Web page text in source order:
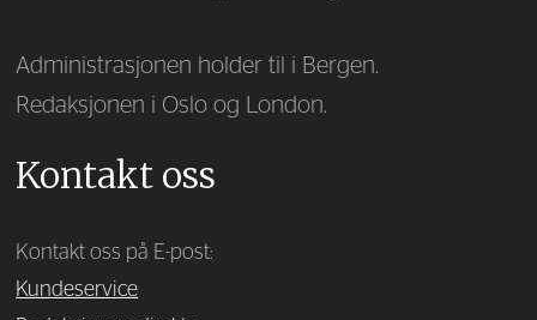
Administrasjonen holder til i Bergen.
Redaksjonen i Oslo og London.
Kontakt oss
Kontakt oss på E-post:
Kundeservice